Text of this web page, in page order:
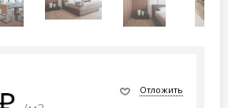
Отложить